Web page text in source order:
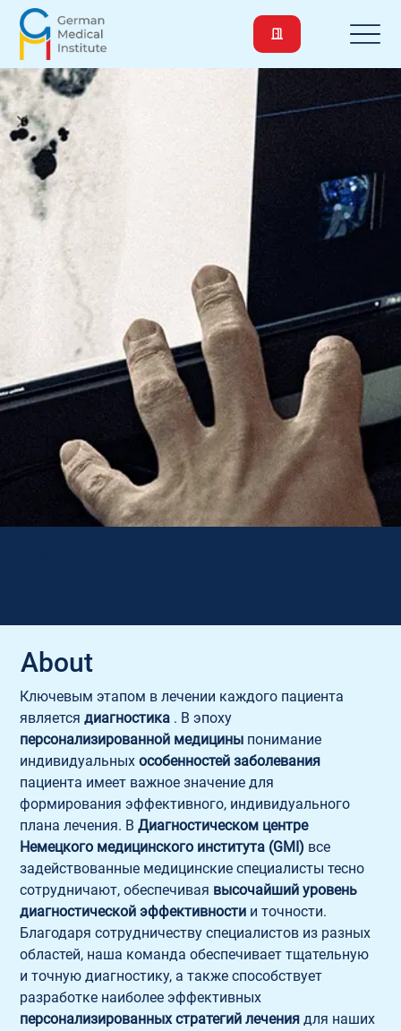
About
Ключевым этапом в лечении каждого пациента
является диагностика . В эпоху
персонализированной медицины понимание
индивидуальных особенностей заболевания
пациента имеет важное значение для
формирования эффективного, индивидуального
плана лечения. В Диагностическом центре
Немецкого медицинского института (GMI) все
задействованные медицинские специалисты тесно
сотрудничают, обеспечивая высочайший уровень
диагностической эффективности и точности.
Благодаря сотрудничеству специалистов из разных
областей, наша команда обеспечивает тщательную
и точную диагностику, а также способствует
разработке наиболее эффективных
персонализированных стратегий лечения для наших